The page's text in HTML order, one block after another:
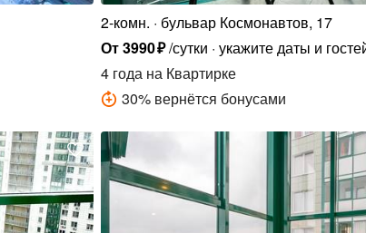
2-комн.
бульвар Космонавтов, 17
От3990₽/сутки укажите даты и
4 года на Квартирке
30% вернётся бонусами